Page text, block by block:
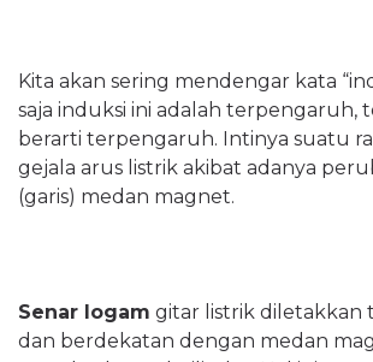
Kita akan sering mendengar kata
saja induksi ini adalah terpengaruh,
berarti terpengaruh. Intinya suatu
gejala arus listrik akibat adanya
(garis) medan magnet.
Senar logam gitar listrik diletakkan
dan berdekatan dengan medan